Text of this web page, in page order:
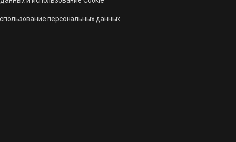
персональных данных